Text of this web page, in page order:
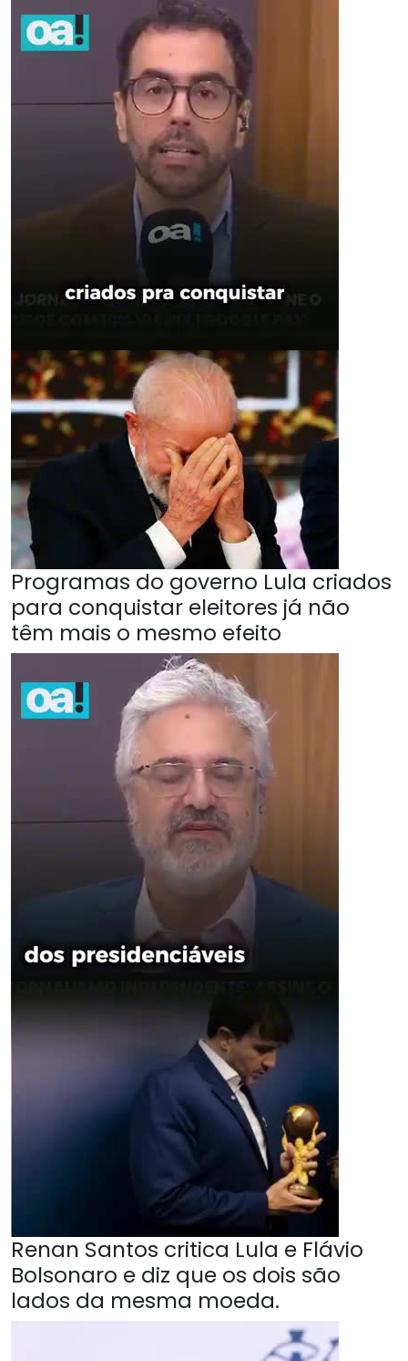
Programas do governo Lula criados
para conquistar eleitores já não
têm mais o mesmo efeito
Renan Santos critica Lula e Flávio
Bolsonaro e diz que os dois são
lados da mesma moeda.